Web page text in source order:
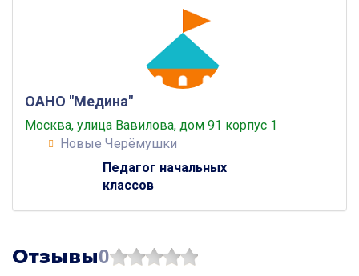
Педагог начальных
классов
ОАНО "Медина"
Москва, улица Вавилова, дом 91 корпус 1
Новые Черёмушки
Отзывы0